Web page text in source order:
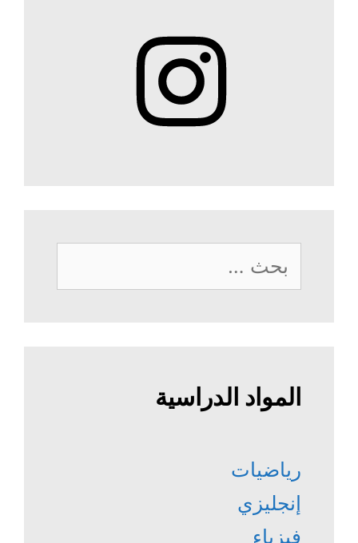
Instagram
البحث
عن:
المواد الدراسية
رياضيات
إنجليزي
فيزياء